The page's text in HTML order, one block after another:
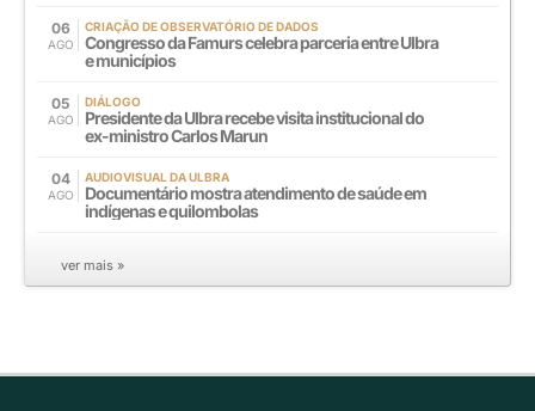
06
AGO
CRIAÇÃO DE OBSERVATÓRIO DE DADOS
Congresso da Famurs celebra parceria entre Ulbra
e municípios
05
AGO
DIÁLOGO
Presidente da Ulbra recebe visita institucional do
ex-ministro Carlos Marun
04
AGO
AUDIOVISUAL DA ULBRA
Documentário mostra atendimento de saúde em
indígenas e quilombolas
ver mais »